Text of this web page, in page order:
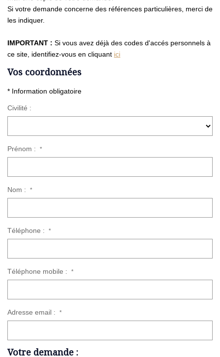
Si votre demande concerne des références particulières, merci de
les indiquer.
IMPORTANT : Si vous avez déjà des codes d'accés personnels à
ce site, identifiez-vous en cliquant ici
Vos coordonnées
* Information obligatoire
Civilité :
Prénom : *
Nom : *
Téléphone : *
Téléphone mobile : *
Adresse email : *
Votre demande :